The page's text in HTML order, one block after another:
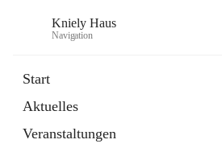
Kniely Haus
Navigation
Start
Aktuelles
Veranstaltungen
Externe Webseite
in